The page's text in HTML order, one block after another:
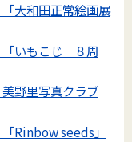
大和田正常絵画展
いもこじ ８周
野里写真クラブ
Rinbow seeds」